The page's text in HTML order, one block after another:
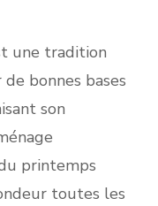
une tradition
bonnes bases
son
printemps
toutes les